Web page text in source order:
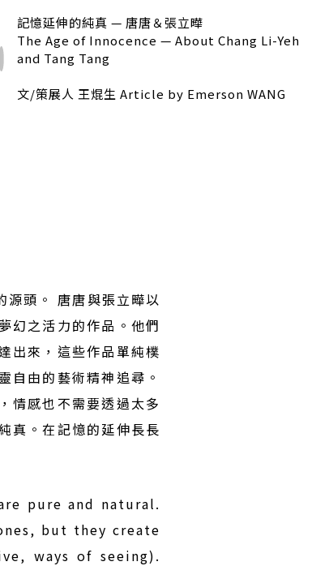
記憶延伸的純真 — 唐唐＆張立曄
The Age of Innocence — About Chang Li-Yeh
and Tang Tang
文/策展人 王焜生 Article by Emerson WANG
源頭。 唐唐與張立曄以
幻之活力的作品。他們
出來，這些作品單純樸
自由的藝術精神追尋。
情感也不需要透過太多
真。在記憶的延伸長長
pure and natural.
but they create
ways of seeing).